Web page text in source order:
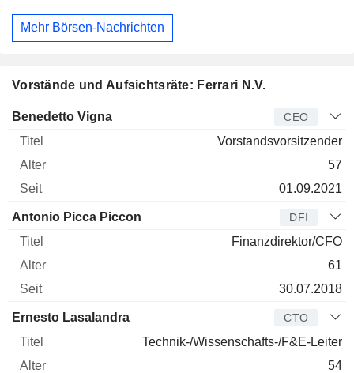
Mehr Börsen-Nachrichten
Vorstände und Aufsichtsräte: Ferrari N.V.
Manager Titel Alter
Benedetto Vigna CEO
Vorstandsvorsitzender
57
01.09.2021
Antonio Picca Piccon DFI
Finanzdirektor/CFO
61
30.07.2018
Ernesto Lasalandra CTO
Technik-/Wissenschafts-/F&E-Leiter
54